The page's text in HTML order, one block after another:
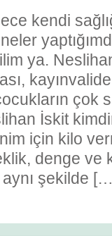
kendi
ya.
çok
İskit
için kilo
denge ve
şekilde